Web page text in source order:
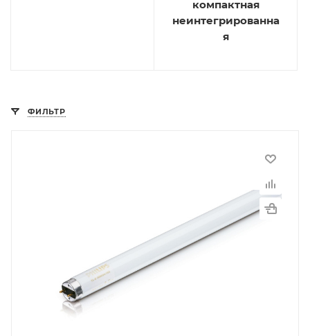
компактная
неинтегрированна
я
ФИЛЬТР